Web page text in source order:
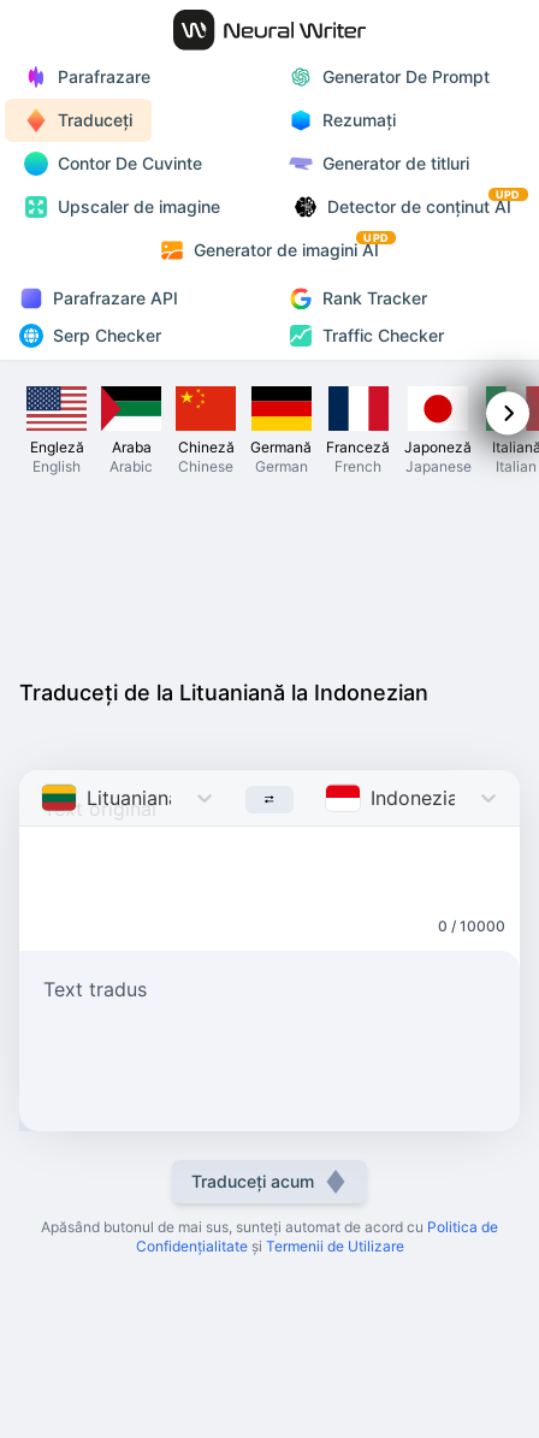
Parafrazare Generator De Prompt
Traduceți Rezumați
Contor De Cuvinte Generator de titluri
Upscaler de imagine Detector de conținut AI
UPD
Generator de imagini AI
UPD
Parafrazare API
Rank Tracker
Serp Checker
Traffic Checker
Engleză
English
Araba
Arabic
Chineză
Chinese
Germană
German
Franceză
French
Japoneză
Japanese
Italian
Traduceți de la Lituaniană la Indonezian
Lituaniană Lithuanian Indonezian
0 / 10000
Text tradus
Traduceți acum
Apăsând butonul de mai sus, sunteți automat de acord cu Politica de
Confidențialitate și Termenii de Utilizare